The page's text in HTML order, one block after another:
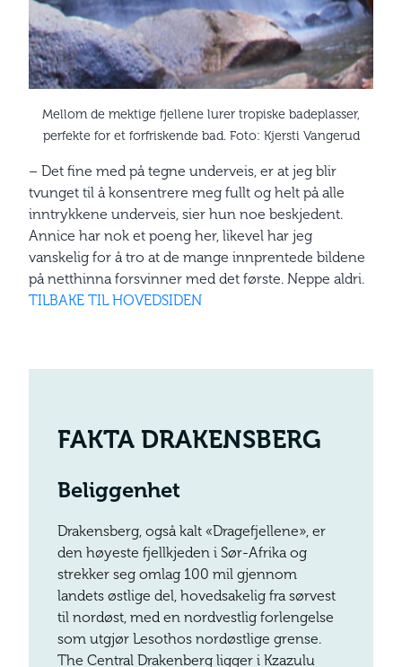
Mellom de mektige fjellene lurer tropiske badeplasser,
perfekte for et forfriskende bad. Foto: Kjersti Vangerud
– Det fine med på tegne underveis, er at jeg blir
tvunget til å konsentrere meg fullt og helt på alle
inntrykkene underveis, sier hun noe beskjedent.
Annice har nok et poeng her, likevel har jeg
vanskelig for å tro at de mange innprentede bildene
på netthinna forsvinner med det første. Neppe aldri.
TILBAKE TIL HOVEDSIDEN
FAKTA DRAKENSBERG
Beliggenhet
Drakensberg, også kalt «Dragefjellene», er
den høyeste fjellkjeden i Sør-Afrika og
strekker seg omlag 100 mil gjennom
landets østlige del, hovedsakelig fra sørvest
til nordøst, med en nordvestlig forlengelse
som utgjør Lesothos nordøstlige grense.
The Central Drakenberg ligger i Kzazulu